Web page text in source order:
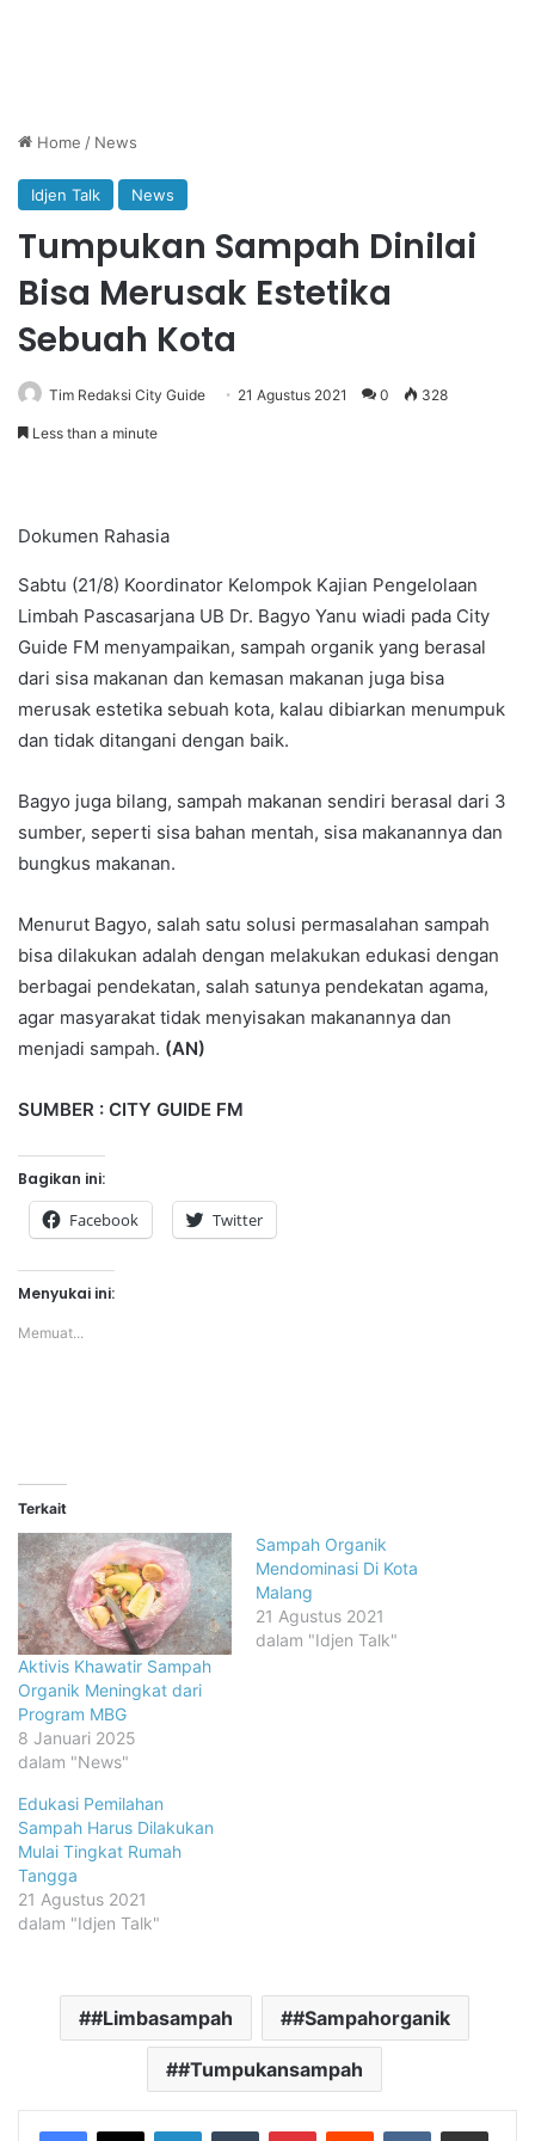
Home / News
Idjen Talk News
Tumpukan Sampah Dinilai
Bisa Merusak Estetika
Sebuah Kota
Tim Redaksi City Guide 21 Agustus 2021 0 328
Less than a minute
Dokumen Rahasia
Sabtu (21/8) Koordinator Kelompok Kajian Pengelolaan
Limbah Pascasarjana UB Dr. Bagyo Yanu wiadi pada City
Guide FM menyampaikan, sampah organik yang berasal
dari sisa makanan dan kemasan makanan juga bisa
merusak estetika sebuah kota, kalau dibiarkan menumpuk
dan tidak ditangani dengan baik.
Bagyo juga bilang, sampah makanan sendiri berasal dari 3
sumber, seperti sisa bahan mentah, sisa makanannya dan
bungkus makanan.
Menurut Bagyo, salah satu solusi permasalahan sampah
bisa dilakukan adalah dengan melakukan edukasi dengan
berbagai pendekatan, salah satunya pendekatan agama,
agar masyarakat tidak menyisakan makanannya dan
menjadi sampah. (AN)
SUMBER : CITY GUIDE FM
Bagikan ini:
Facebook Twitter
Menyukai ini:
Memuat...
Terkait
Aktivis Khawatir Sampah
Organik Meningkat dari
Program MBG
8 Januari 2025
dalam "News"
Sampah Organik
Mendominasi Di Kota
Malang
21 Agustus 2021
dalam "Idjen Talk"
Edukasi Pemilahan
Sampah Harus Dilakukan
Mulai Tingkat Rumah
Tangga
21 Agustus 2021
dalam "Idjen Talk"
#Limbasampah #Sampahorganik
#Tumpukansampah
LinkedInTumblr PinterestReddit VKontakteShare via Email